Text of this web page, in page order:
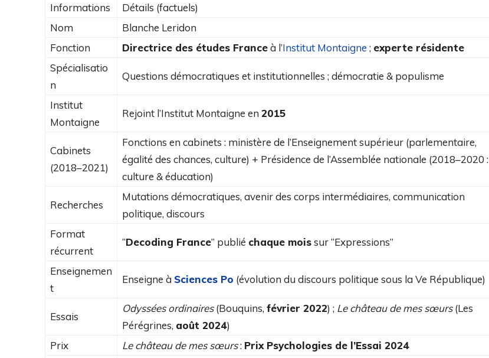
Informations
Détails (factuels)
Nom
Blanche Leridon
Fonction
Directrice des études Franceà l’Institut Montaigne ; experte résidente
Spécialisatio
n
Questions démocratiques et institutionnelles ; démocratie & populisme
Institut
Montaigne
Rejoint l’Institut Montaigne en 2015
Cabinets
(2018–2021)
Fonctions en cabinets : ministère de l’Enseignement supérieur (parlementaire,
égalité des chances, culture) + Présidence de l’Assemblée nationale (2018–2020 :
culture & éducation)
Recherches
Mutations démocratiques, avenir des corps intermédiaires, communication
politique, discours
Format
récurrent
“Decoding France” publié chaque moissur “Expressions”
Enseignemen
t
Enseigne à Sciences Po (évolution du discours politique sous la Ve République)
Essais
Odyssées ordinaires(Bouquins, février 2022) ; Le château de mes sœurs(Les
Pérégrines, août 2024)
Prix
Le château de mes sœurs: Prix Psychologies de l’Essai 2024